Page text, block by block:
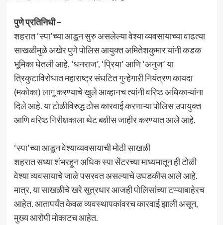
पुणे प्रतिनिधी –
शहरात ‘स्पा’च्या आडून सुरु असलेल्या वेश्या व्यवसायाच्या वाढत्या
साखळीमुळे अखेर पुणे पोलिस आयुक्त अमितेशकुमार यांनी कडक
भूमिका घेतली आहे. ‘धनराज’, ‘प्रिया’ आणि ‘अनुज’ या
त्रिकुटाविरोधात महाराष्ट्र संघटित गुन्हेगारी नियंत्रण कायदा
(मकोका) लागू करण्याचे खुले आव्हानच त्यांनी वरिष्ठ अधिकाऱ्यांना
दिले आहे. या टोळीविरुद्ध ठोस कारवाई करणाऱ्या पोलिस उपायुक्त
आणि वरिष्ठ निरीक्षकाला थेट बक्षीस जाहीर करण्यात आले आहे.
‘स्पा’च्या आडून वेश्याव्यवसायाची मोठी साखळी
शहरात सध्या शंभरहून अधिक स्पा सेंटरच्या माध्यमातून ही टोळी
वेश्या व्यवसायाचे जाळे पसरवत असल्याचे उघडकीस आले आहे.
मात्र, या साखळीचे खरे सूत्रधार आजही पोलिसांच्या टप्प्याबाहेरच
आहेत. आतापर्यंत केवळ व्यवस्थापकांवरच कारवाई झाली असून,
मुख्य आरोपी मोकाटच आहेत.